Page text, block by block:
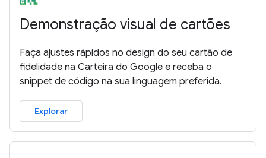
Demonstração visual de cartões
Faça ajustes rápidos no design do seu cartão de
fidelidade na Carteira do Google e receba o
snippet de código na sua linguagem preferida.
Explorar